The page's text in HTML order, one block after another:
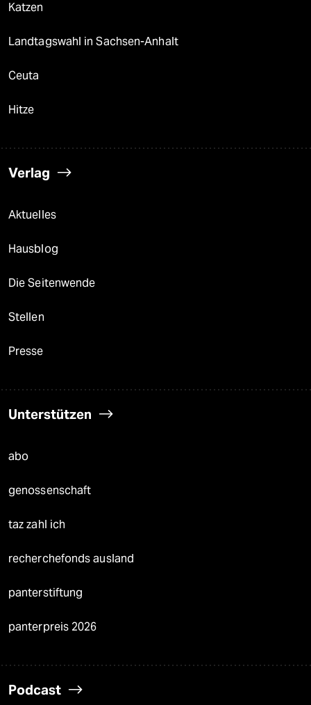
Katzen
Landtagswahl in Sachsen-Anhalt
Ceuta
Hitze
Verlag
Aktuelles
Hausblog
Die Seitenwende
Stellen
Presse
Unterstützen
abo
genossenschaft
taz zahl ich
recherchefonds ausland
panterstiftung
panterpreis 2026
Podcast